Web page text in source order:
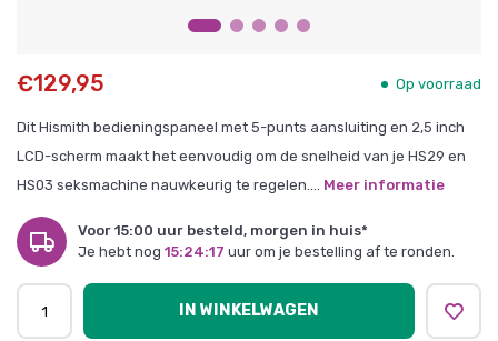
€129,95 Op voorraad
Dit Hismith bedieningspaneel met 5-punts aansluiting en 2,5 inch
LCD-scherm maakt het eenvoudig om de snelheid van je HS29 en
HS03 seksmachine nauwkeurig te regelen.... Meer informatie
Voor 15:00 uur besteld, morgen in huis*
Je hebt nog 15:24:16 uur om je bestelling af te ronden.
IN WINKELWAGEN